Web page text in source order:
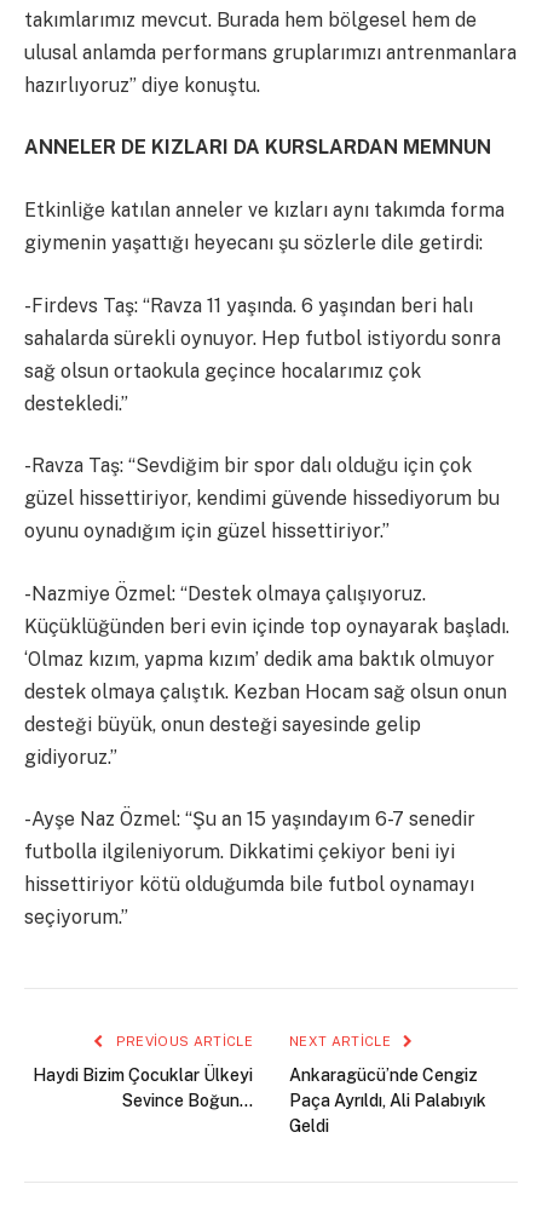
takımlarımız mevcut. Burada hem bölgesel hem de
ulusal anlamda performans gruplarımızı antrenmanlara
hazırlıyoruz” diye konuştu.
ANNELER DE KIZLARI DA KURSLARDAN MEMNUN
Etkinliğe katılan anneler ve kızları aynı takımda forma
giymenin yaşattığı heyecanı şu sözlerle dile getirdi:
-Firdevs Taş: “Ravza 11 yaşında. 6 yaşından beri halı
sahalarda sürekli oynuyor. Hep futbol istiyordu sonra
sağ olsun ortaokula geçince hocalarımız çok
destekledi.”
-Ravza Taş: “Sevdiğim bir spor dalı olduğu için çok
güzel hissettiriyor, kendimi güvende hissediyorum bu
oyunu oynadığım için güzel hissettiriyor.”
-Nazmiye Özmel: “Destek olmaya çalışıyoruz.
Küçüklüğünden beri evin içinde top oynayarak başladı.
‘Olmaz kızım, yapma kızım’ dedik ama baktık olmuyor
destek olmaya çalıştık. Kezban Hocam sağ olsun onun
desteği büyük, onun desteği sayesinde gelip
gidiyoruz.”
-Ayşe Naz Özmel: “Şu an 15 yaşındayım 6-7 senedir
futbolla ilgileniyorum. Dikkatimi çekiyor beni iyi
hissettiriyor kötü olduğumda bile futbol oynamayı
seçiyorum.”
PREVIOUS ARTICLE
Haydi Bizim Çocuklar Ülkeyi
Sevince Boğun…
NEXT ARTICLE
Ankaragücü’nde Cengiz
Paça Ayrıldı, Ali Palabıyık
Geldi